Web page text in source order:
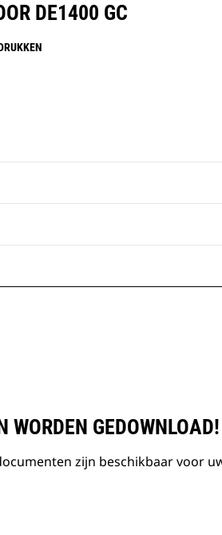
DE1400 GC
WORDEN GEDOWNLOAD!
zijn beschikbaar voor